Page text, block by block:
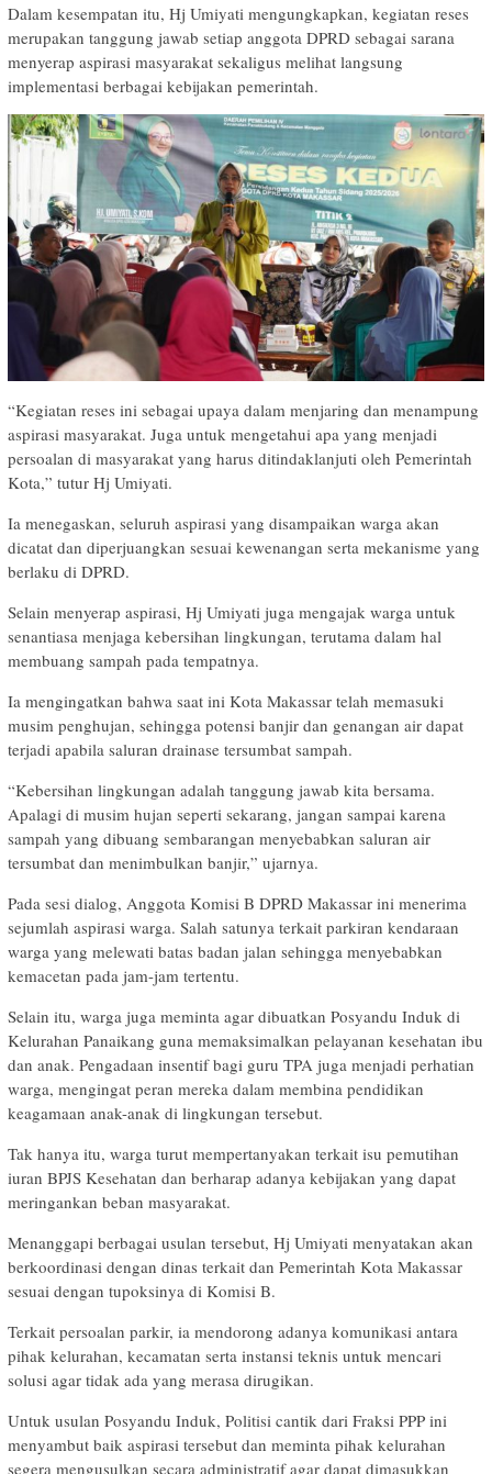
Dalam kesempatan itu, Hj Umiyati mengungkapkan, kegiatan reses
merupakan tanggung jawab setiap anggota DPRD sebagai sarana
menyerap aspirasi masyarakat sekaligus melihat langsung
implementasi berbagai kebijakan pemerintah.
“Kegiatan reses ini sebagai upaya dalam menjaring dan menampung
aspirasi masyarakat. Juga untuk mengetahui apa yang menjadi
persoalan di masyarakat yang harus ditindaklanjuti oleh Pemerintah
Kota,” tutur Hj Umiyati.
Ia menegaskan, seluruh aspirasi yang disampaikan warga akan
dicatat dan diperjuangkan sesuai kewenangan serta mekanisme yang
berlaku di DPRD.
Selain menyerap aspirasi, Hj Umiyati juga mengajak warga untuk
senantiasa menjaga kebersihan lingkungan, terutama dalam hal
membuang sampah pada tempatnya.
Ia mengingatkan bahwa saat ini Kota Makassar telah memasuki
musim penghujan, sehingga potensi banjir dan genangan air dapat
terjadi apabila saluran drainase tersumbat sampah.
“Kebersihan lingkungan adalah tanggung jawab kita bersama.
Apalagi di musim hujan seperti sekarang, jangan sampai karena
sampah yang dibuang sembarangan menyebabkan saluran air
tersumbat dan menimbulkan banjir,” ujarnya.
Pada sesi dialog, Anggota Komisi B DPRD Makassar ini menerima
sejumlah aspirasi warga. Salah satunya terkait parkiran kendaraan
warga yang melewati batas badan jalan sehingga menyebabkan
kemacetan pada jam-jam tertentu.
Selain itu, warga juga meminta agar dibuatkan Posyandu Induk di
Kelurahan Panaikang guna memaksimalkan pelayanan kesehatan ibu
dan anak. Pengadaan insentif bagi guru TPA juga menjadi perhatian
warga, mengingat peran mereka dalam membina pendidikan
keagamaan anak-anak di lingkungan tersebut.
Tak hanya itu, warga turut mempertanyakan terkait isu pemutihan
iuran BPJS Kesehatan dan berharap adanya kebijakan yang dapat
meringankan beban masyarakat.
Menanggapi berbagai usulan tersebut, Hj Umiyati menyatakan akan
berkoordinasi dengan dinas terkait dan Pemerintah Kota Makassar
sesuai dengan tupoksinya di Komisi B.
Terkait persoalan parkir, ia mendorong adanya komunikasi antara
pihak kelurahan, kecamatan serta instansi teknis untuk mencari
solusi agar tidak ada yang merasa dirugikan.
Untuk usulan Posyandu Induk, Politisi cantik dari Fraksi PPP ini
menyambut baik aspirasi tersebut dan meminta pihak kelurahan
segera mengusulkan secara administratif agar dapat dimasukkan